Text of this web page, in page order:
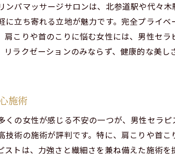
完全個室で心身ともにリラ
便利な立地でアクセスしや
パマッサージサロンは、北参道駅や代々
に立ち寄れる立地が魅力です。完全プライ
肩こりや首のこりに悩む女性には、男性セ
リラクゼーションのみならず、健康的な美
施術
くの女性が感じる不安の一つが、男性セラ
技術の施術が評判です。特に、肩こりや首
ストは、力強さと繊細さを兼ね備えた施術